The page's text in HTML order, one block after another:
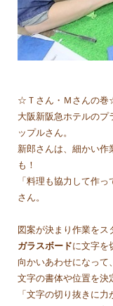
☆Ｔさん・Ｍさんの
大阪新阪急ホテルのプ
ップルさん。
新郎さんは、細かい作
も！
「料理も協力して作
さん。
図案が決まり作業を
ガラスボードに文字を
向かいあわせになって
文字の書体や位置を
「文字の切り抜きに